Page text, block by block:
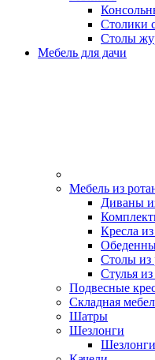
Столики
Столы
Мебель для дачи
Мебель из
Диваны
Кресла
Столы из
Стулья из
Подвесные
Складная
Шатры
Шезлонги